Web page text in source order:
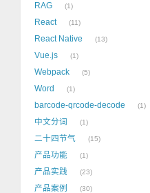
RAG 1
React 11
React Native 13
Vue.js 1
Webpack 5
Word 1
barcode-qrcode-decode 1
中文分词 1
二十四节气 15
产品功能 1
产品实践 23
产品案例 30